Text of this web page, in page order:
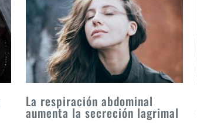
La respiración abdominal
aumenta la secreción lagrimal